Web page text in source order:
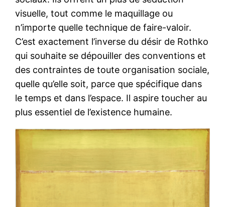
visuelle, tout comme le maquillage ou
n’importe quelle technique de faire-valoir.
C’est exactement l’inverse du désir de Rothko
qui souhaite se dépouiller des conventions et
des contraintes de toute organisation sociale,
quelle qu’elle soit, parce que spécifique dans
le temps et dans l’espace. Il aspire toucher au
plus essentiel de l’existence humaine.